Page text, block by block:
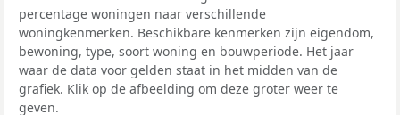
percentage woningen naar verschillende
woningkenmerken. Beschikbare kenmerken zijn eigendom,
bewoning, type, soort woning en bouwperiode. Het jaar
waar de data voor gelden staat in het midden van de
grafiek. Klik op de afbeelding om deze groter weer te
geven.